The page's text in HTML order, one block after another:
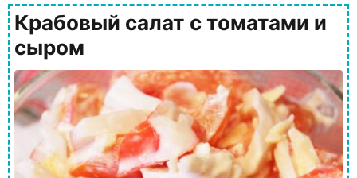
Крабовый салат с томатами и
сыром